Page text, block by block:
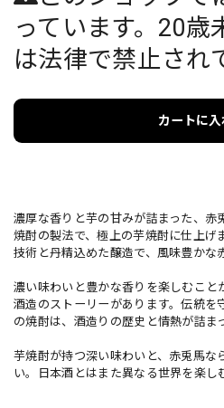
っています。20歳
は法律で禁止され
カートに入
濃厚な香りと芋の甘みが詰まった、赤
焼酎の製法で、極上の芋焼酎に仕上げ
技術と丹精込めた醸造で、風味豊かな
濃い味わいと豊かな香りを楽しむこと
酒造のストーリーがあります。伝統を
の焼酎は、酒造りの歴史と情熱が詰ま
芋焼酎が持つ深い味わいと、赤兎馬な
い。日本酒とはまた異なる世界を楽し